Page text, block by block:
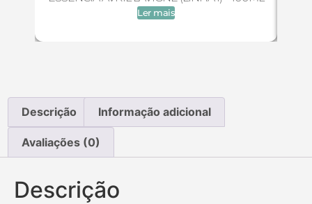
Ler mais
Descrição Informação adicional
Avaliações (0)
Descrição